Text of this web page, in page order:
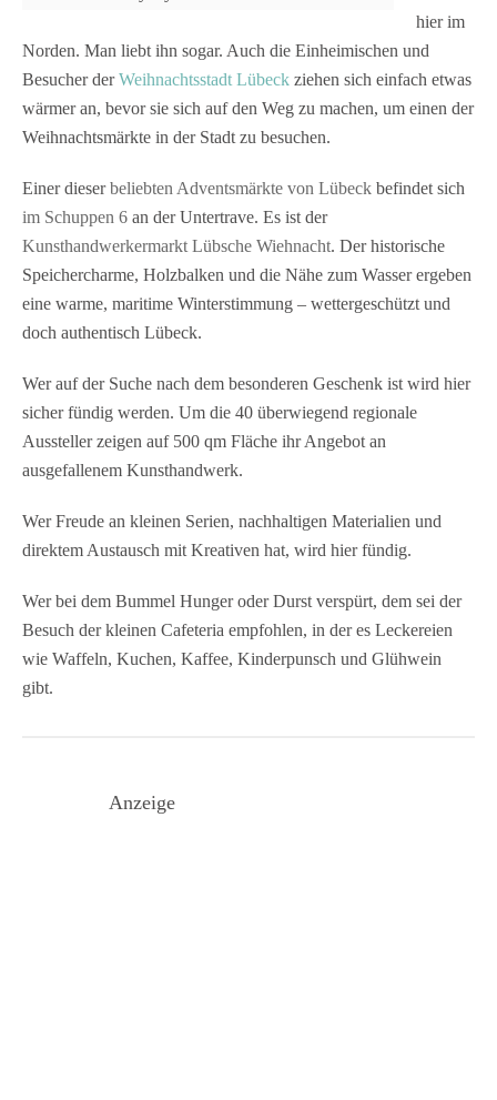
an ausgefallenem Kunsthandwerk. Wer Freude an
kleinen Serien, nachhaltigen Materialien und
direktem Austausch mit Kreativen hat, wird hier
fündig. Wer bei dem Bummel Hunger oder Durst
verspürt, dem sei der Besuch der kleinen Cafeteria
hier im
Norden. Man liebt ihn sogar. Auch die Einheimischen und
Besucher derWeihnachtsstadt Lübeck ziehen sich einfach etwas
wärmer an, bevor sie sich auf den Weg zu machen, um einen der
Weihnachtsmärkte in der Stadt zu besuchen.
Einer dieserbeliebten Adventsmärkte von Lübeck befindet sich
im Schuppen 6 an der Untertrave. Es ist der
Kunsthandwerkermarkt Lübsche Wiehnacht. Der historische
Speichercharme, Holzbalken und die Nähe zum Wasser ergeben
eine warme, maritime Winterstimmung – wettergeschützt und
doch authentisch Lübeck.
Wer auf der Suche nach dem besonderen Geschenk ist wird hier
sicher fündig werden. Um die 40 überwiegend regionale
Aussteller zeigen auf 500 qm Fläche ihr Angebot an
ausgefallenem Kunsthandwerk.
Wer Freude an kleinen Serien, nachhaltigen Materialien und
direktem Austausch mit Kreativen hat, wird hier fündig.
Wer bei dem Bummel Hunger oder Durst verspürt, dem sei der
Besuch der kleinen Cafeteria empfohlen, in der es Leckereien
wie Waffeln, Kuchen, Kaffee, Kinderpunsch und Glühwein
gibt.
Anzeige